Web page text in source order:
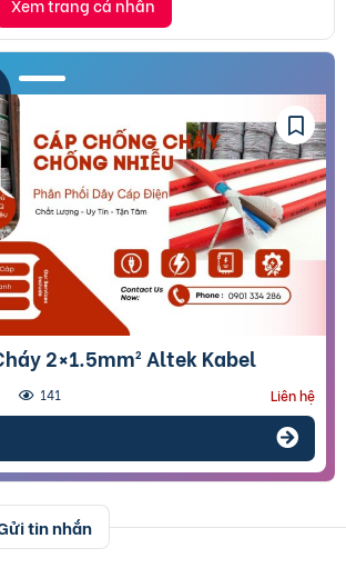
Xem trang cá nhân
2×1.5mm² Altek Kabel
141 Liên hệ
tin nhắn